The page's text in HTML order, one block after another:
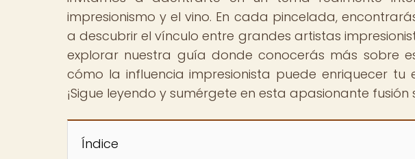
impresionismo y el vino. En cada pincelada,
a descubrir el vínculo entre grandes artistas
explorar nuestra guía donde conocerás más sobre
cómo la influencia impresionista puede enriquecer tu
¡Sigue leyendo y sumérgete en esta apasionante fusión
Índice